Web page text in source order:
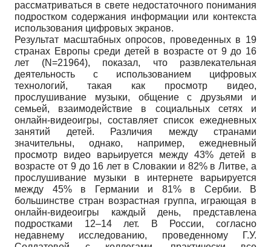
рассматриваться в свете недостаточного понимания
подростком содержания информации или контекста
использования цифровых экранов.
Результат масштабных опросов, проведенных в 19
странах Европы среди детей в возрасте от 9 до 16
лет (N=21964), показал, что развлекательная
деятельность с использованием цифровых
технологий, такая как просмотр видео,
прослушивание музыки, общение с друзьями и
семьей, взаимодействие в социальных сетях и
онлайн-видеоигры, составляет список ежедневных
занятий детей. Различия между странами
значительны, однако, например, ежедневный
просмотр видео варьируется между 43% детей в
возрасте от 9 до 16 лет в Словакии и 82% в Литве, а
прослушивание музыки в интернете варьируется
между 45% в Германии и 81% в Сербии. В
большинстве стран возрастная группа, играющая в
онлайн-видеоигры каждый день, представлена
подростками 12–14 лет. В России, согласно
недавнему исследованию, проведенному Г.У.